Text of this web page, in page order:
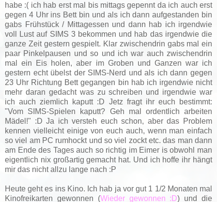
habe :( ich hab erst mal bis mittags gepennt da ich auch erst
gegen 4 Uhr ins Bett bin und als ich dann aufgestanden bin
gabs Frühstück / Mittagessen und dann hab ich irgendwie
voll Lust auf SIMS 3 bekommen und hab das irgendwie die
ganze Zeit gestern gespielt. Klar zwischendrin gabs mal ein
paar Pinkelpausen und so und ich war auch zwischendrin
mal ein Eis holen, aber im Groben und Ganzen war ich
gestern echt übelst der SIMS-Nerd und als ich dann gegen
23 Uhr Richtung Bett gegangen bin hab ich irgendwie nicht
mehr daran gedacht was zu schreiben und irgendwie war
ich auch ziemlich kaputt :D Jetz fragt ihr euch bestimmt:
"Vom SIMS-Spielen kaputt? Geh mal ordentlich arbeiten
Mädel!" :D Ja ich versteh euch schon, aber das Problem
kennen vielleicht einige von euch auch, wenn man einfach
so viel am PC rumhockt und so viel zockt etc. das man dann
am Ende des Tages auch so richtig im Eimer is obwohl man
eigentlich nix großartig gemacht hat. Und ich hoffe ihr hängt
mir das nicht allzu lange nach :P
Heute geht es ins Kino. Ich hab ja vor gut 1 1/2 Monaten mal
Kinofreikarten gewonnen (Wieder gewonnen :D) und die